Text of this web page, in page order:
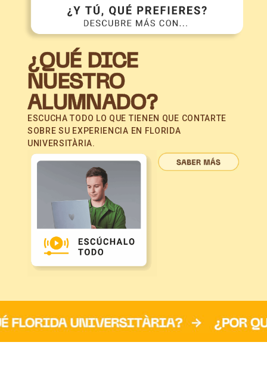
¿QUÉ DICE
NUESTRO
ALUMNADO?
ESCUCHA TODO LO QUE TIENEN QUE CONTARTE
SOBRE SU EXPERIENCIA EN FLORIDA
UNIVERSITÀRIA.